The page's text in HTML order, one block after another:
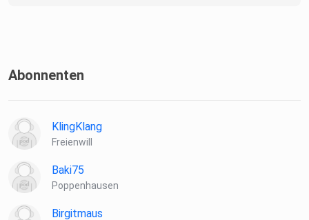
Abonnenten
KlingKlang
Freienwill
Baki75
Poppenhausen
Birgitmaus